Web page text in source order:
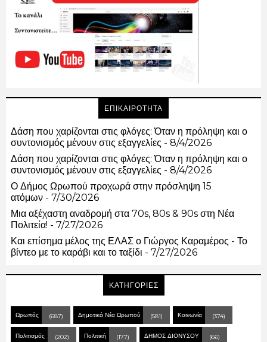
ΕΠΙΚΑΙΡΟΤΗΤΑ
Δάση που χαρίζονται στις φλόγες: Όταν η πρόληψη και ο
συντονισμός μένουν στις εξαγγελίες - 8/4/2026
Δάση που χαρίζονται στις φλόγες: Όταν η πρόληψη και ο
συντονισμός μένουν στις εξαγγελίες - 8/4/2026
Ο Δήμος Ωρωπού προχωρά στην πρόσληψη 15
ατόμων - 7/30/2026
Μια αξέχαστη αναδρομή στα 70s, 80s & 90s στη Νέα
Πολιτεία! - 7/27/2026
Και επίσημα μέλος της ΕΛΑΣ ο Γιώργος Καραμέρος - Το
βίντεο με το καράβι και το ταξίδι - 7/27/2026
ΚΑΤΗΓΟΡΙΕΣ
Ωρωπός (687) Δημοτικά Νέα Ωρωπού (581) Κοινωνία (374)
Πολιτισμός (202) Πολιτική (177) ΔΗΜΟΣ ΔΙΟΝΥΣΟΥ (66)